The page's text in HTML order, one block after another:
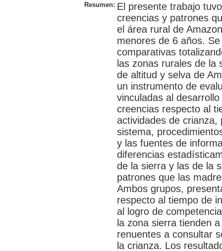
Resumen: El presente trabajo
creencias y patrones
el área rural de
menores de 6 años.
comparativas
las zonas rurales de la
de altitud y selva de
un instrumento de
vinculadas al
creencias respecto al
actividades de crianza,
sistema,
y las fuentes de
diferencias
de la sierra y las de la
patrones que las
Ambos grupos,
respecto al tiempo de
al logro de
la zona sierra tienden
renuentes a consultar
la crianza. Los